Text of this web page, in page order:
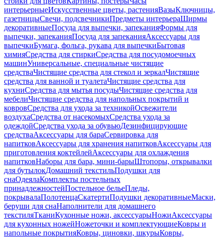
интерьерныеИскусственные цветы, растенияВазыКлючницы,
газетницыСвечи, подсвечникиПредметы интерьераШирмы
декоративныеПосуда для выпечки, запеканияФормы для
выпечки, запеканияПосуда для запеканияАксессуары для
выпечкиБумага, фольга, рукава для выпечкиБытовая
химияСредства для стиркиСредства для посудомоечных
машинУниверсальные, специальные чистящие
средстваЧистящие средства для стекол и зеркалЧистящие
средства для ванной и туалетаЧистящие средства для
кухниСредства для мытья посудыЧистящие средства для
мебелиЧистящие средства для напольных покрытий и
ковровСредства для ухода за техникойОсвежители
воздухаСредства от насекомыхСредства ухода за
одеждойСредства ухода за обувьюДезинфицирующие
средстваАксессуары для бараСервировка для
напитковАксессуары для хранения напитковАксессуары для
приготовления коктейлейАксессуары для охлаждения
напитковНаборы для бара, мини-барыШтопоры, открывалки
для бутылокДомашний текстильПодушки для
снаОдеялаКомплекты постельных
принадлежностейПостельное бельеПледы,
покрывалаПолотенцаСкатертиПодушки декоративныеМаски,
беруши для снаНаполнители для домашнего
текстиляТканиКухонные ножи, аксессуарыНожиАксессуары
для кухонных ножейНожеточки и комплектующиеКовры и
напольные покрытияКовры, циновки, шкурыКовры,